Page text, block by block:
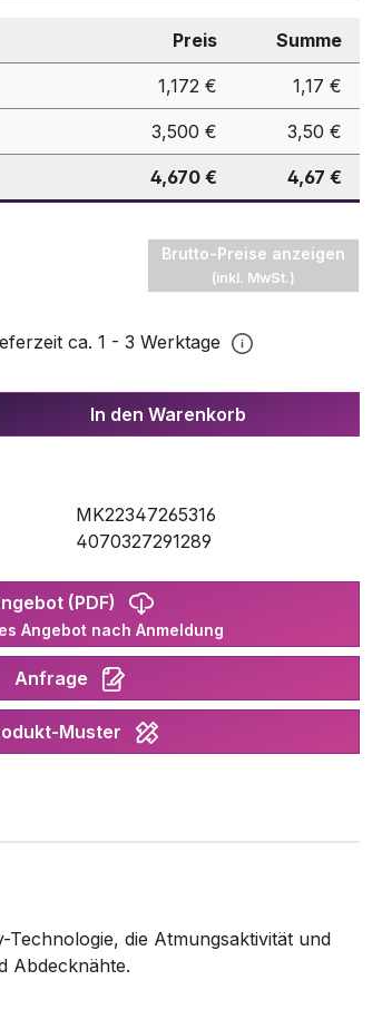
Preis Summe
1,172 € 1,17 €
3,500 € 3,50 €
4,670 € 4,67 €
Brutto-Preise anzeigen
(inkl. MwSt.)
ca. 1 - 3 Werktage
den gewünschten Wert
In den Warenkorb
MK22347265316
4070327291289
(PDF)
Angebot nach Anmeldung
Anfrage
Muster
die Atmungsaktivität und
Abdecknähte.